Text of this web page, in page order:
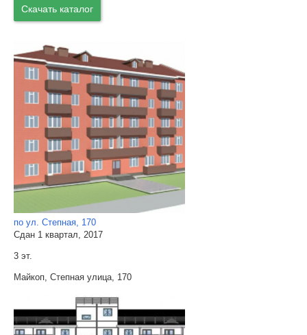
Скачать каталог
по ул. Степная, 170
Сдан 1 квартал, 2017
3 эт.
Майкоп, Степная улица, 170